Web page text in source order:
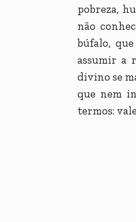
pobreza,
não
búfalo,
assumir a
divino se
que nem
termos: